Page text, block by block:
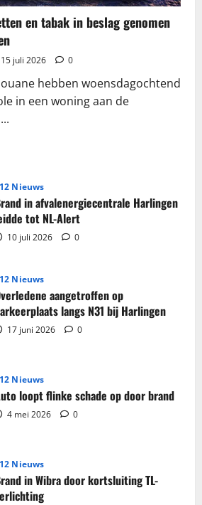
en tabak in beslag genomen
15 juli 2026 0
hebben woensdagochtend
in een woning aan de
Nieuws
in afvalenergiecentrale Harlingen
tot NL-Alert
10 juli 2026 0
Nieuws
aangetroffen op
langs N31 bij Harlingen
17 juni 2026 0
Nieuws
loopt flinke schade op door brand
4 mei 2026 0
Nieuws
in Wibra door kortsluiting TL-